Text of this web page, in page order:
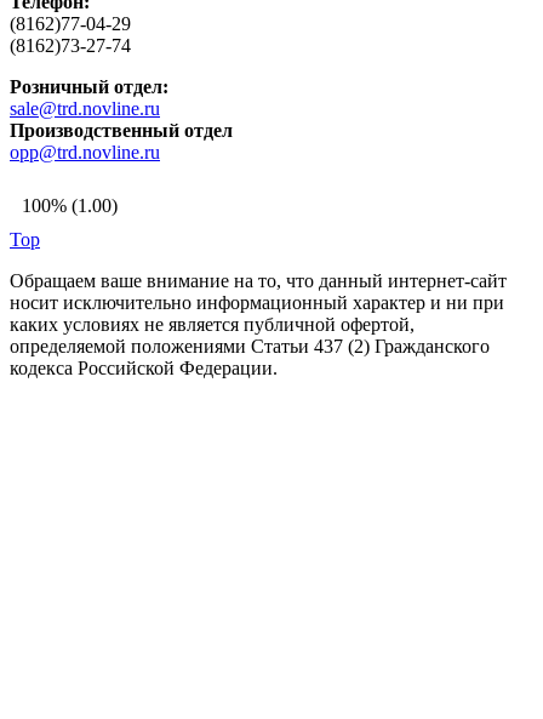
(8162)77-04-29
(8162)73-27-74
Розничный отдел:
sale@trd.novline.ru
Производственный отдел
opp@trd.novline.ru
100% (1.00)
Top
Обращаем ваше внимание на то, что данный интернет-сайт
носит исключительно информационный характер и ни при
каких условиях не является публичной офертой,
определяемой положениями Статьи 437 (2) Гражданского
кодекса Российской Федерации.